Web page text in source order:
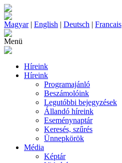
Magyar| English | Deutsch | Francais
Menü
Híreink
Híreink
Programajánló
Beszámolóink
Legutóbbi bejegyzések
Állandó híreink
Eseménynaptár
Keresés, szűrés
Ünnepkörök
Média
Képtár